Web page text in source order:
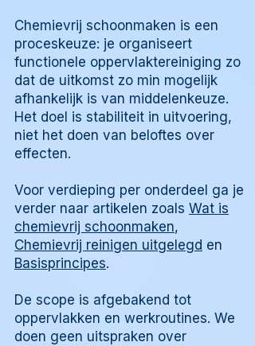
Chemievrij schoonmaken is een
proceskeuze: je organiseert
functionele oppervlaktereiniging zo
dat de uitkomst zo min mogelijk
afhankelijk is van middelenkeuze.
Het doel is stabiliteit in uitvoering,
niet het doen van beloftes over
effecten.
Voor verdieping per onderdeel ga je
verder naar artikelen zoals Wat is
chemievrij schoonmaken,
Chemievrij reinigen uitgelegd en
Basisprincipes.
De scope is afgebakend tot
oppervlakken en werkroutines. We
doen geen uitspraken over